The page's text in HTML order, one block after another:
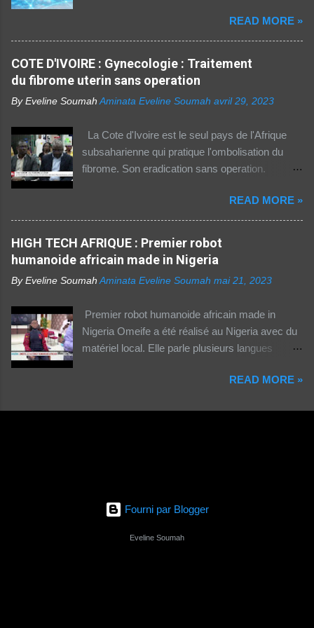
http://boutic.evemoney.1tpe.fr Un tiers (33%) de
la population dans la région Afrique (hors Etats
arabes du continent) utilise Internet, selon le
rapport 2021 de l'Union internationale des
télécommunications (UIT) sur la connectivité
numérique dans le monde. Si entre 2019 et
dans cette partie du monde, cette dernière est
celle où l'accès au web reste difficile –
notamment pour les femmes et les personnes
coûteux. Cinq faits pour appréhender le fossé
numérique en Afrique. La moitié des citadins
africains sont en ligne contre seulement 15% de
la population rurale. A l'échelle de la planète, les
habitants des zones urbaines sont deux fois...
READ MORE »
COTE D'IVOIRE : Gynecologie : Traitement
du fibrome uterin sans operation
By Eveline Soumah Aminata Eveline Soumah avril 29, 2023
La Cote d'Ivoire est le seul pays de l'Afrique
subsaharienne qui pratique l'ombolisation du
fibrome. Son eradication sans operation.
d'Ivoire. Elle a gueri pres de 300 femmes.
Suivez ceci. - 1TPE.com - Votre boutique de
produits digitaux Source life tv.
READ MORE »
HIGH TECH AFRIQUE : Premier robot
humanoide africain made in Nigeria
By Eveline Soumah Aminata Eveline Soumah mai 21, 2023
Premier robot humanoide africain made in
Nigeria Omeife a été réalisé au Nigeria avec du
matériel local. Elle parle plusieurs langues
READ MORE »
Fourni par Blogger
Eveline Soumah